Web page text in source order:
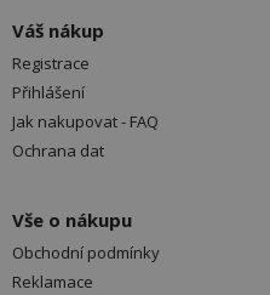
Váš nákup
Registrace
Přihlášení
Jak nakupovat - FAQ
Ochrana dat
Vše o nákupu
Obchodní podmínky
Reklamace